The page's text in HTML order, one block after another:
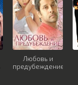
Любовь и
предубеждение